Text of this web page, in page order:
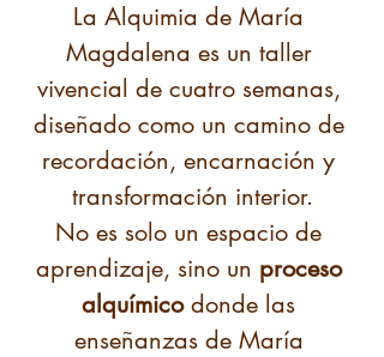
La Alquimia de María
Magdalena es un taller
vivencial de cuatro semanas,
diseñado como un camino de
recordación, encarnación y
transformación interior.
No es solo un espacio de
aprendizaje, sino un proceso
alquímico donde las
enseñanzas de María